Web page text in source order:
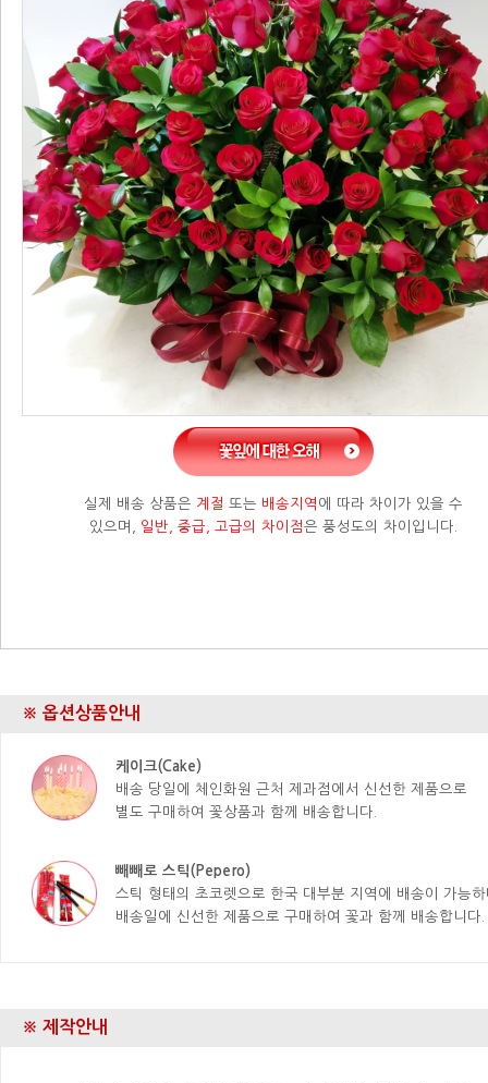
실제 배송 상품은 계절 또는 배송지역 에 따라 차이가 있을 수
있으며, 일반, 중급, 고급의 차이점은 풍성도의 차이입니다.
※ 옵션상품안내
케이크(Cake)
배송 당일에 체인화원 근처 제과점에서 신선한 제품으로
별도 구매하여 꽃상품과 함께 배송합니다.
빼빼로 스틱(Pepero)
스틱 형태의 초코렛으로 한국 대부분 지역에 배송이 가능
배송일에 신선한 제품으로 구매하여 꽃과 함께 배송합니다.
※ 제작안내